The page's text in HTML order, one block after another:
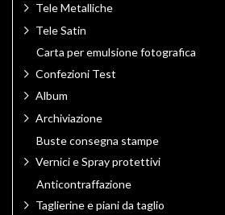
Tele Metalliche
Tele Satin
Carta per emulsione fotografica
Confezioni Test
Album
Archiviazione
Buste consegna stampe
Vernici e Spray protettivi
Anticontraffazione
Taglierine e piani da taglio